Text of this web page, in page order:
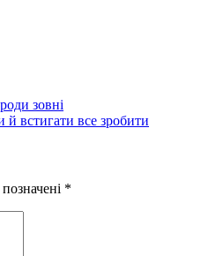
зовні
встигати все зробити
*